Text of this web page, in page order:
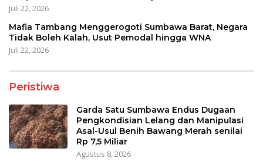
Juli 22, 2026
Mafia Tambang Menggerogoti Sumbawa Barat, Negara
Tidak Boleh Kalah, Usut Pemodal hingga WNA
Juli 22, 2026
Peristiwa
Garda Satu Sumbawa Endus Dugaan
Pengkondisian Lelang dan Manipulasi
Asal-Usul Benih Bawang Merah senilai
Rp 7,5 Miliar
Agustus 8, 2026